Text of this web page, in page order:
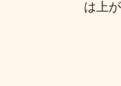
は上